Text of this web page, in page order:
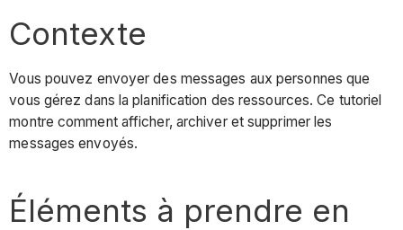
Contexte
Vous pouvez envoyer des messages aux personnes que
vous gérez dans la planification des ressources. Ce tutoriel
montre comment afficher, archiver et supprimer les
messages envoyés.
Éléments à prendre en